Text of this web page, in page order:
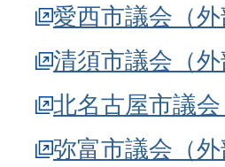
愛西市議会（外
清須市議会（外
北名古屋市議会
弥富市議会（外